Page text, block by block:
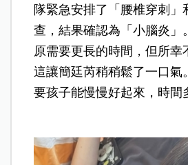
隊緊急安排了「腰椎穿刺」
查，結果確認為「小腦炎」
原需要更長的時間，但所幸
這讓簡廷芮稍稍鬆了一口氣
要孩子能慢慢好起來，時間